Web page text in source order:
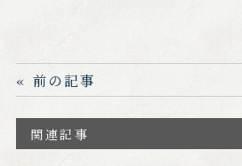
« 前の記事
関連記事